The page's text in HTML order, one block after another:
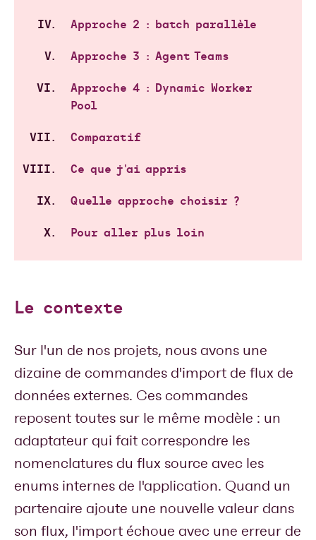
Approche 2 : batch parallèle
Approche 3 : Agent Teams
Approche 4 : Dynamic Worker
Pool
Comparatif
Ce que j'ai appris
Quelle approche choisir ?
Pour aller plus loin
Le contexte
Sur l'un de nos projets, nous avons une
dizaine de commandes d'import de flux de
données externes. Ces commandes
reposent toutes sur le même modèle : un
adaptateur qui fait correspondre les
nomenclatures du flux source avec les
enums internes de l'application. Quand un
partenaire ajoute une nouvelle valeur dans
son flux, l'import échoue avec une erreur de